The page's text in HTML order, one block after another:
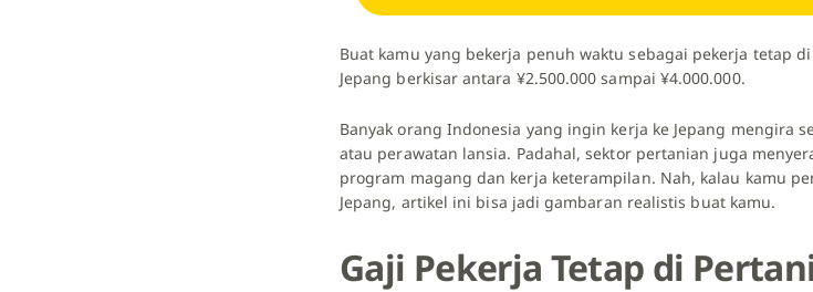
Buat kamu yang bekerja penuh waktu sebagai pekerja tetap
Jepang berkisar antara ¥2.500.000 sampai ¥4.000.000.
Banyak orang Indonesia yang ingin kerja ke Jepang mengira
atau perawatan lansia. Padahal, sektor pertanian juga
program magang dan kerja keterampilan. Nah, kalau kamu
Jepang, artikel ini bisa jadi gambaran realistis buat kamu.
Gaji Pekerja Tetap di